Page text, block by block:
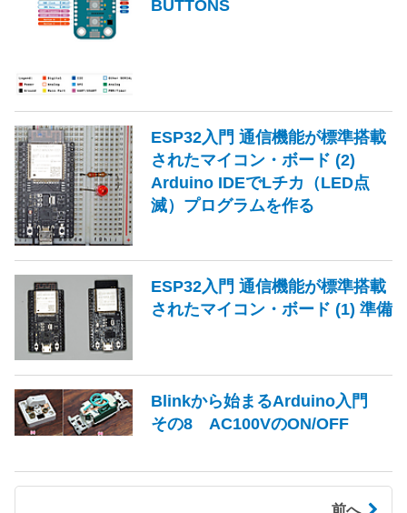
BUTTONS
ESP32入門 通信機能が標準搭載
されたマイコン・ボード (2)
Arduino IDEでLチカ（LED点
滅）プログラムを作る
ESP32入門 通信機能が標準搭載
されたマイコン・ボード (1) 準備
Blinkから始まるArduino入門
その8 AC100VのON/OFF
前へ